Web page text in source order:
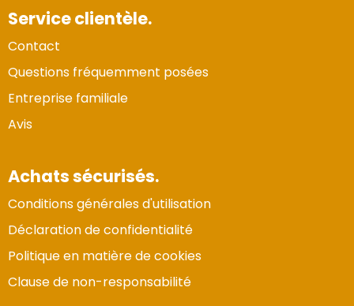
Service clientèle.
Contact
Questions fréquemment posées
Entreprise familiale
Avis
Achats sécurisés.
Conditions générales d'utilisation
Déclaration de confidentialité
Politique en matière de cookies
Clause de non-responsabilité